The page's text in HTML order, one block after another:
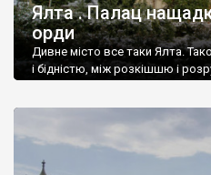
Ялта . Палац
орди
Дивне місто все таки Ялта.
і бідністю, між розкішшю і